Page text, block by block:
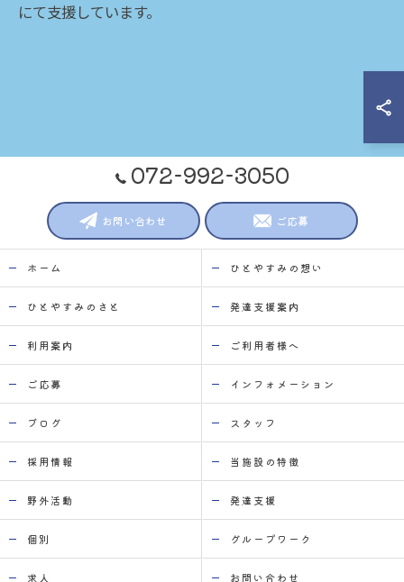
にて支援しています。
072-992-3050
お問い合わせ ご応募
ホーム ひとやすみの想い
ひとやすみのさと 発達支援案内
利用案内 ご利用者様へ
ご応募 インフォメーション
ブログ スタッフ
採用情報 当施設の特徴
野外活動 発達支援
個別 グループワーク
求人 お問い合わせ